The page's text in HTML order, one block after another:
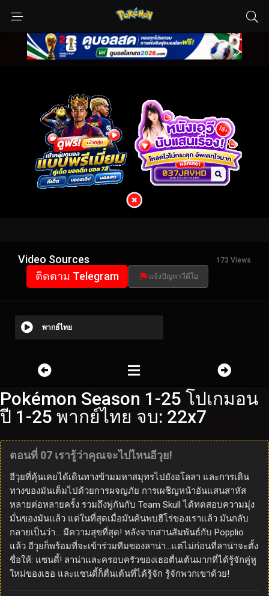
Video Sources 173 Views
ติดตาม Telegram แจ้งปัญหาวีดีโอ
พากย์ไทย
Pokémon Season 1-25 โปเกมอน
ปี 1-25 พากย์ไทย จบ: 22x7
ตอนที่ 07 เรารู้ว่าคุณจะไปไหนอีวุย!
อีวุยที่คุ้นเคยได้เดินทางข้ามมหาสมุทรไปยังอโลลา และการเดิน
ทางของมันเต็มไปด้วยการผจญภัย การเผชิญหน้าอันแสนสาหัส
หลายต่อหลายครั้ง รวมถึงพู่กันกับ Team Skull ได้ทดสอบความมุ่ง
มั่นของมันแล้ว แต่ในที่สุดเมื่อมันค้นพบฮีโร่ของเราแล้ว มันกลับ
กลายเป็นว่า… มีความสุขที่สุด! หลังจากสานสัมพันธ์กับ Popplio
แล้ว อีวุยก็พร้อมที่จะเข้าร่วมทีมของลาน่า…แต่ไม่ก่อนที่ลาน่าจะตั้ง
ชื่อให้: แซนดี้! ลาน่าและครอบครัวของเธอตื่นเต้นมากที่ได้รู้จักคู่หู
ใหม่ของเธอ และแซนดี้ก็ตื่นเต้นที่ได้รู้จัก รู้จักพวกเขาด้วย!